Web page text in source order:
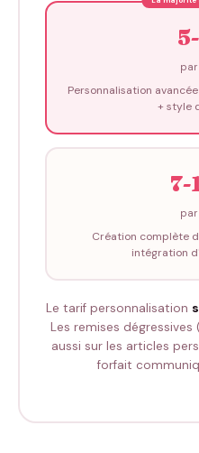
par
Personnalisation
+ style
7-
par
Création complète
intégration
Le tarif personnalisation
Les remises
aussi sur les articles
forfait